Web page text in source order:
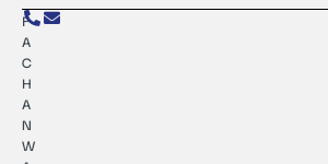
F
A
C
H
A
N
W